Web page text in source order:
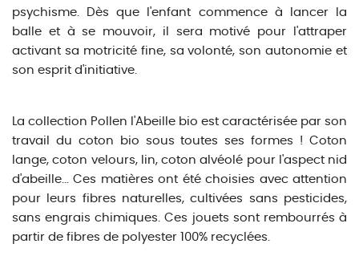
psychisme.
Dès que l'enfant commence à lancer la
balle et à se mouvoir, il sera motivé pour l'attraper
activant sa motricité fine, sa volonté, son autonomie et
son esprit d'initiative.
La collection Pollen l'Abeille bio est caractérisée par son
travail du coton bio sous toutes ses formes ! Coton
lange, coton velours, lin, coton alvéolé pour l'aspect nid
d'abeille... Ces matières ont été choisies avec attention
pour leurs fibres naturelles, cultivées sans pesticides,
sans engrais chimiques. Ces jouets sont rembourrés à
partir de fibres de polyester 100% recyclées.